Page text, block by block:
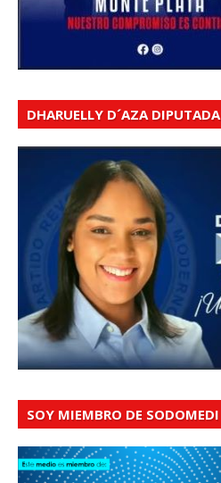
DHARUELLY D´AZA DIPUTADA
SOY MIEMBRO DE SODOMEDI